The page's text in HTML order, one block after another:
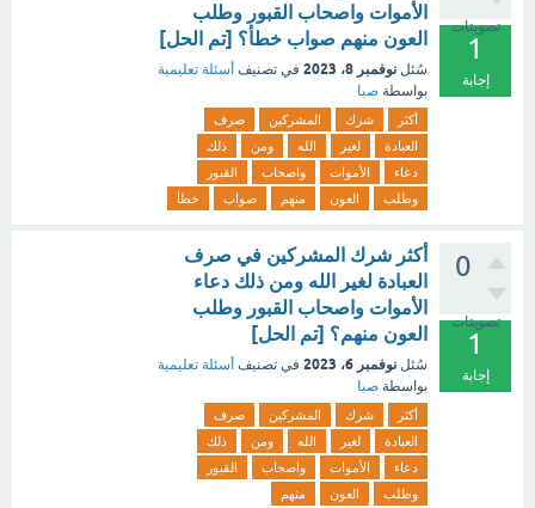
تصويتات
1
إجابة
الأموات واصحاب القبور وطلب
العون منهم صواب خطأ؟ [تم الحل]
سُئل نوفمبر 8، 2023 في تصنيف أسئلة تعليمية
بواسطة صبا
أكثر شرك المشركين
صرف
العبادة
لغير الله ومن
ذلك
دعاء
الأموات واصحاب
القبور
وطلب
العون منهم صواب خطأ
0
تصويتات
1
إجابة
أكثر شرك المشركين في صرف
العبادة لغير الله ومن ذلك دعاء
الأموات واصحاب القبور وطلب
العون منهم؟ [تم الحل]
سُئل نوفمبر 6، 2023 في تصنيف أسئلة تعليمية
بواسطة صبا
أكثر شرك المشركين
صرف
العبادة
لغير الله ومن
ذلك
دعاء
الأموات واصحاب
القبور
وطلب
العون منهم